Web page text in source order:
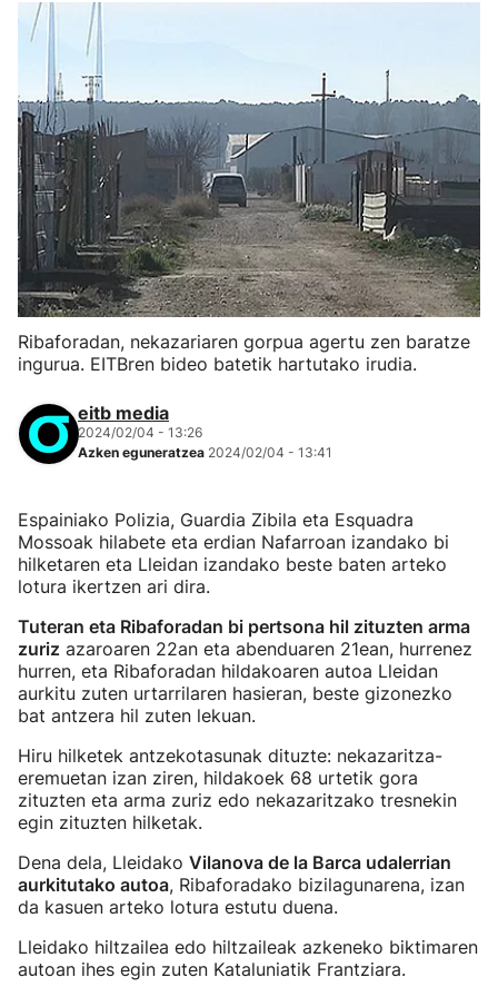
Ribaforadan, nekazariaren gorpua agertu zen baratze
ingurua. EITBren bideo batetik hartutako irudia.
eitb media
2024/02/04 - 13:26
Azken eguneratzea 2024/02/04 - 13:41
Espainiako Polizia, Guardia Zibila eta Esquadra
Mossoak hilabete eta erdian Nafarroan izandako bi
hilketaren eta Lleidan izandako beste baten arteko
lotura ikertzen ari dira.
Tuteran eta Ribaforadan bi pertsona hil zituzten arma
zuriz azaroaren 22an eta abenduaren 21ean, hurrenez
hurren, eta Ribaforadan hildakoaren autoa Lleidan
aurkitu zuten urtarrilaren hasieran, beste gizonezko
bat antzera hil zuten lekuan.
Hiru hilketek antzekotasunak dituzte: nekazaritza-
eremuetan izan ziren, hildakoek 68 urtetik gora
zituzten eta arma zuriz edo nekazaritzako tresnekin
egin zituzten hilketak.
Dena dela, Lleidako Vilanova de la Barca udalerrian
aurkitutako autoa, Ribaforadako bizilagunarena, izan
da kasuen arteko lotura estutu duena.
Lleidako hiltzailea edo hiltzaileak azkeneko biktimaren
autoan ihes egin zuten Kataluniatik Frantziara.